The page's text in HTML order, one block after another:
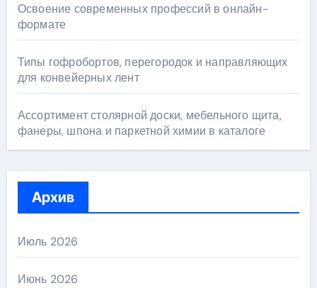
Освоение современных профессий в онлайн-
формате
Типы гофробортов, перегородок и направляющих
для конвейерных лент
Ассортимент столярной доски, мебельного щита,
фанеры, шпона и паркетной химии в каталоге
Архив
Июль 2026
Июнь 2026